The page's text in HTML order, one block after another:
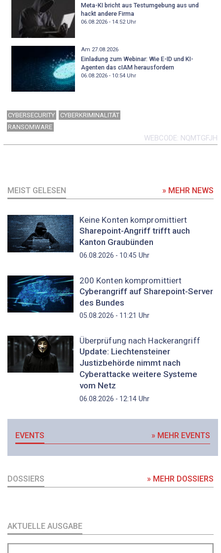
Meta-KI bricht aus Testumgebung aus und
hackt andere Firma
06.08.2026 - 14:52Uhr
Am 27.08.2026
Einladung zum Webinar: Wie E-ID und KI-
Agenten das cIAM herausfordern
06.08.2026 - 10:54Uhr
CYBERSECURITY
CYBERKRIMINALITÄT
RANSOMWARE
WEBCODE NQMTGFJH
MEIST GELESEN » MEHR NEWS
Keine Konten kompromittiert
Sharepoint-Angriff trifft auch
Kanton Graubünden
06.08.2026 - 10:45 Uhr
200 Konten kompromittiert
Cyberangriff auf Sharepoint-Server
des Bundes
05.08.2026 - 11:21 Uhr
Überprüfung nach Hackerangriff
Update: Liechtensteiner
Justizbehörde nimmt nach
Cyberattacke weitere Systeme
vom Netz
06.08.2026 - 12:14Uhr
EVENTS » MEHR EVENTS
DOSSIERS » MEHR DOSSIERS
AKTUELLE AUSGABE